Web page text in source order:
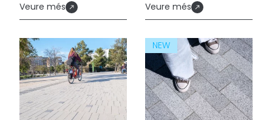
Veure més Veure més
NEW